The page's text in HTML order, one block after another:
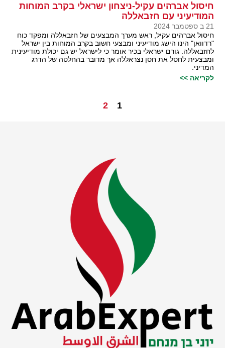
חיסול אברהים עקיל-ניצחון ישראלי בקרב המוחות
המודיעיני עם חזבאללה
21 ב ספטמבר 2024
חיסול אברהים עקיל, ראש מערך המבצעים של חזבאללה ומפקד כוח
"רדוואן" הינו הישג מודיעיני ומבצעי חשוב בקרב המוחות בין ישראל
לחזבאללה. גורם ישראלי בכיר אומר כי לישראל יש גם יכולת מודיעינית
ומבצעית לחסל את חסן נצראללה אך מדובר בהחלטה של הדרג
המדיני.
לקריאה >>
1
2